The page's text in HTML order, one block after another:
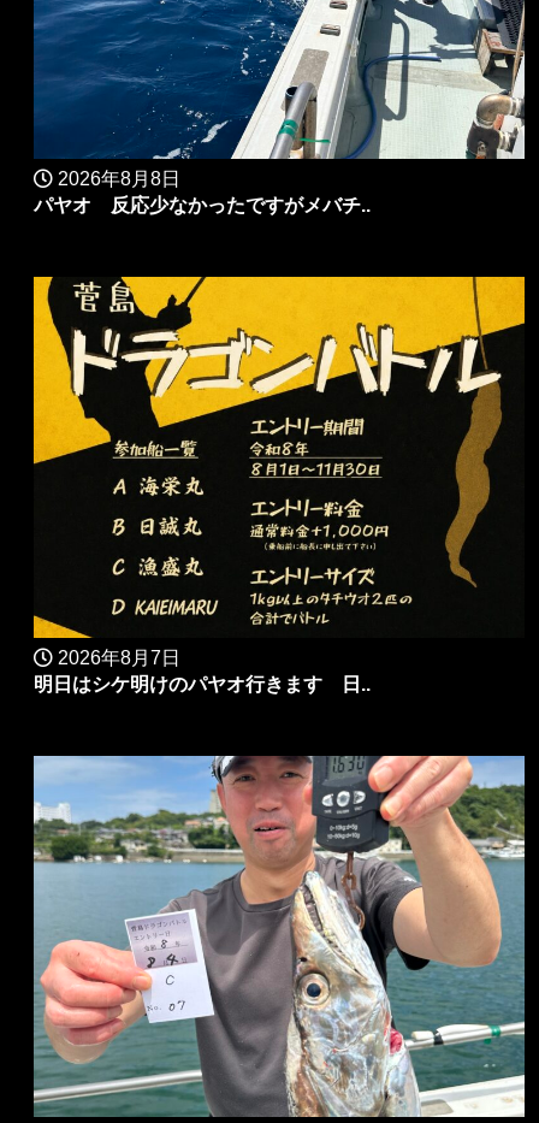
2026年8月8日
パヤオ 反応少なかったですがメバチ..
2026年8月7日
明日はシケ明けのパヤオ行きます 日..